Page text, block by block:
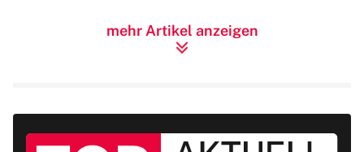
mehr Artikel anzeigen